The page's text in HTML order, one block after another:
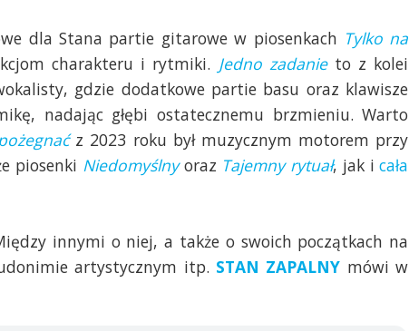
dla Stana partie gitarowe w piosenkach Tylko na
charakteru i rytmiki. Jedno zadanieto z kolei
gdzie dodatkowe partie basu oraz klawisze
nadając głębi ostatecznemu brzmieniu. Warto
z 2023 roku był muzycznym motorem przy
piosenki Niedomyślnyoraz Tajemny rytuał, jak icała
innymi o niej, a także o swoich początkach na
artystycznym itp. STAN ZAPALNY mówi w